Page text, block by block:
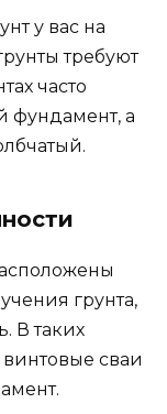
у вас на
требуют
часто
фундамент, а
грунта,
В таких
сваи